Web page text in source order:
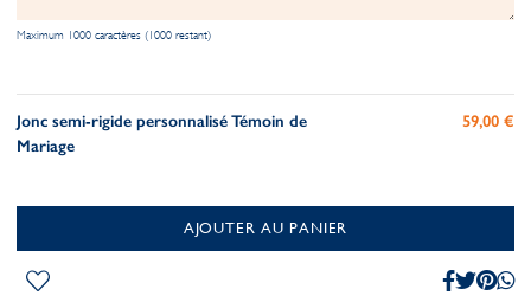
Maximum 1000 caractères (1000 restant)
Jonc semi-rigide personnalisé Témoin de
Mariage
59,00 €
AJOUTER AU PANIER